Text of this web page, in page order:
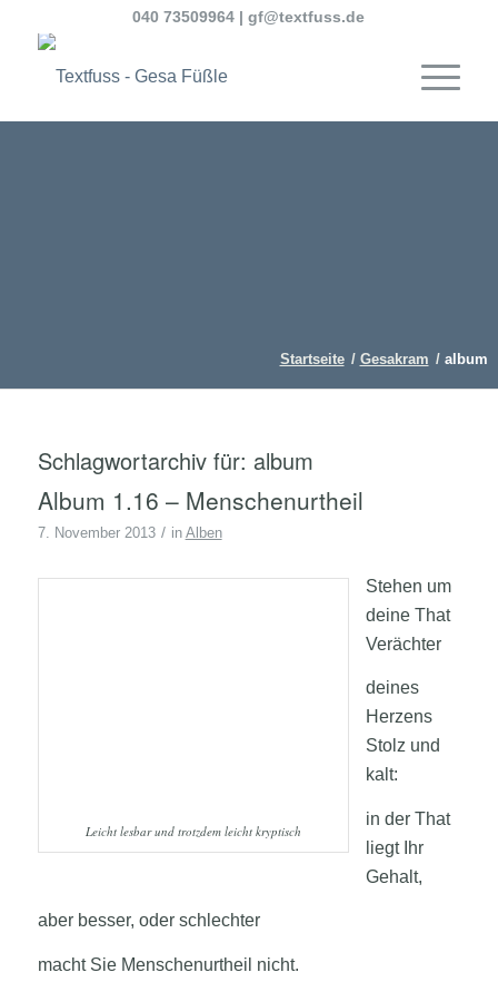
040 73509964 |gf@textfuss.de
Startseite / Gesakram / album
Schlagwortarchiv für: album
Album 1.16 – Menschenurtheil
7. November 2013 / in Alben
Leicht lesbar und trotzdem leicht kryptisch
Stehen um
deine That
Verächter
deines
Herzens
Stolz und
kalt:
in der That
liegt Ihr
Gehalt,
aber besser, oder schlechter
macht Sie Menschenurtheil nicht.